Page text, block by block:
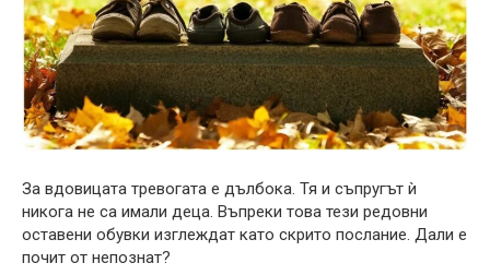
За вдовицата тревогата е дълбока. Тя и съпругът ѝ
никога не са имали деца. Въпреки това тези редовни
оставени обувки изглеждат като скрито послание. Дали е
почит от непознат?